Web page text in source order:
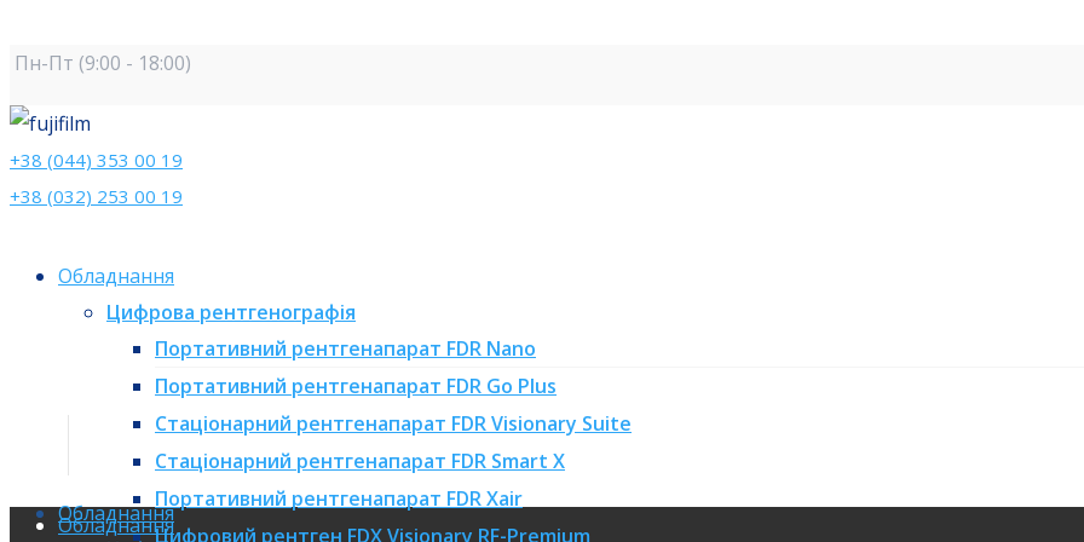
Пн-Пт (9:00 - 18:00)
+38 (044) 353 00 19
+38 (032) 253 00 19
Обладнання
Цифрова рентгенографія
Портативний рентгенапарат FDR Nano
Портативний рентгенапарат FDR Go Plus
Стаціонарний рентгенапарат FDR Visionary Suite
Стаціонарний рентгенапарат FDR Smart X
Портативний рентгенапарат FDR Xair
Цифровий рентген FDX Visionary RF-Premium
Обладнання
Обладнання